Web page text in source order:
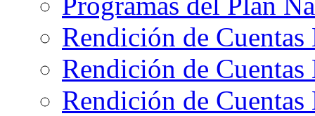
Rendición de Cuentas
Rendición de Cuentas
Rendición de